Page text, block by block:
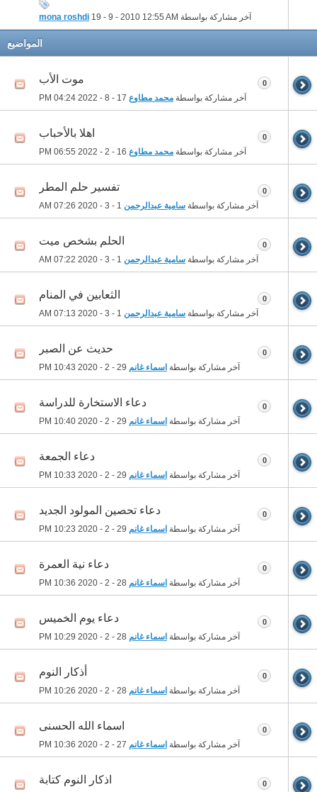
آخر مشاركة بواسطة mona roshdi 19 - 9 - 2010 12:55 AM
المواضيع
موت الأب
آخر مشاركة بواسطة محمد مطاوع 04:24 PM
0
اهلا بالأحباب
آخر مشاركة بواسطة محمد مطاوع 06:55 PM
0
تفسير حلم المطر
آخر مشاركة بواسطة سامية عبدالرحمن 07:26 AM
0
الحلم بشخص ميت
آخر مشاركة بواسطة سامية عبدالرحمن 07:22 AM
0
الثعابين في المنام
آخر مشاركة بواسطة سامية عبدالرحمن 07:13 AM
0
حديث عن الصبر
آخر مشاركة بواسطة اسماء غانم 10:43 PM
0
دعاء الاستخارة للدراسة
آخر مشاركة بواسطة اسماء غانم 10:40 PM
0
دعاء الجمعة
آخر مشاركة بواسطة اسماء غانم 10:33 PM
0
دعاء تحصين المولود الجديد
آخر مشاركة بواسطة اسماء غانم 10:23 PM
0
دعاء نية العمرة
آخر مشاركة بواسطة اسماء غانم 10:36 PM
0
دعاء يوم الخميس
آخر مشاركة بواسطة اسماء غانم 10:29 PM
0
أذكار النوم
آخر مشاركة بواسطة اسماء غانم 10:26 PM
0
اسماء الله الحسنى
آخر مشاركة بواسطة اسماء غانم 10:36 PM
0
اذكار النوم كتابة 0